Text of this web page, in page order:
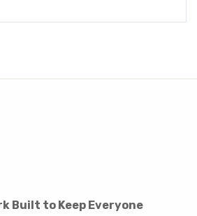
Built to Keep Everyone